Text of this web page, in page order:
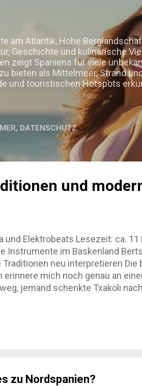
am Atlantik, Hohe
Geschichte und kulinarische
zeigt Spaniens für viele
bieten als Mittelmeer, Strand
und touristischen Hotspots
DATENSCHUTZ
und
und Elektrobeats Lesezeit: ca.
Instrumente im Baskenland
neu interpretieren
mich noch genau an
jemand schenkte Txakoli
Sie wirkt nicht wie Folklore für
zu Nordspanien?